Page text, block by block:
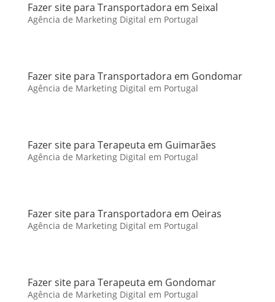
Fazer site para Transportadora em Seixal
Agência de Marketing Digital em Portugal
Fazer site para Transportadora em Gondomar
Agência de Marketing Digital em Portugal
Fazer site para Terapeuta em Guimarães
Agência de Marketing Digital em Portugal
Fazer site para Transportadora em Oeiras
Agência de Marketing Digital em Portugal
Fazer site para Terapeuta em Gondomar
Agência de Marketing Digital em Portugal